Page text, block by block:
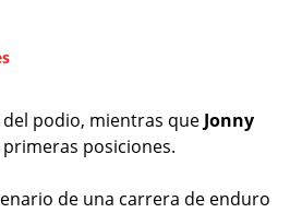
podio, mientras que Jonny
posiciones.
de una carrera de enduro